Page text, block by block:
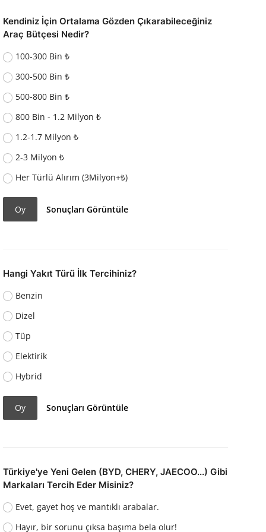
Kendiniz İçin Ortalama Gözden Çıkarabileceğiniz
Araç Bütçesi Nedir?
100-300 Bin ₺
300-500 Bin ₺
500-800 Bin ₺
800 Bin - 1.2 Milyon ₺
1.2-1.7 Milyon ₺
2-3 Milyon ₺
Her Türlü Alırım (3Milyon+₺)
Oy Sonuçları Görüntüle
Hangi Yakıt Türü İlk Tercihiniz?
Benzin
Dizel
Tüp
Elektirik
Hybrid
Oy Sonuçları Görüntüle
Türkiye'ye Yeni Gelen (BYD, CHERY, JAECOO...) Gibi
Markaları Tercih Eder Misiniz?
Evet, gayet hoş ve mantıklı arabalar.
Hayır, bir sorunu çıksa başıma bela olur!